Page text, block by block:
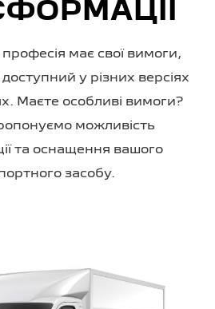
має свої вимоги,
доступний у різних версіях
Маєте особливі вимоги?
можливість
та оснащення вашого
засобу.